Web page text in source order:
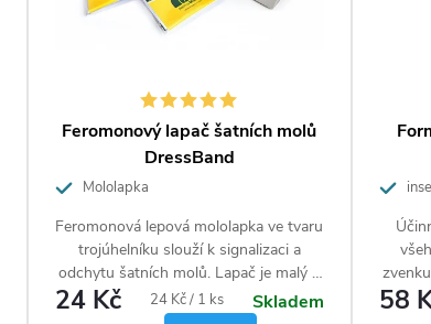
Feromonový lapač šatních molů
DressBand
Mololapka
Feromonová lepová mololapka ve tvaru
trojúhelníku slouží k signalizaci a
odchytu šatních molů. Lapač je malý a
skladný.
24 Kč
Měrná
24 Kč / 1 ks
Skladem
58